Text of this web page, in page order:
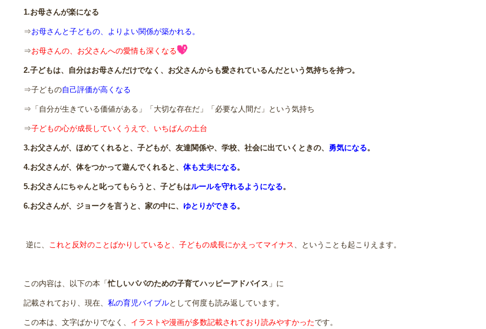
1.お母さんが楽になる
⇒お母さんと子どもの、よりよい関係が築かれる。
⇒お母さんの、お父さんへの愛情も深くなる
2.子どもは、自分はお母さんだけでなく、お父さんからも愛されているんだという気持ちを持つ。
⇒子どもの自己評価が高くなる
⇒「自分が生きている価値がある」「大切な存在だ」「必要な人間だ」という気持ち
⇒子どもの心が成長していくうえで、いちばんの土台
3.お父さんが、ほめてくれると、子どもが、友達関係や、学校、社会に出ていくときの、 勇気になる。
4.お父さんが、体をつかって遊んでくれると、 体も丈夫になる。
5.お父さんにちゃんと叱ってもらうと、子どもはルールを守れるようになる。
6.お父さんが、ジョークを言うと、家の中に、 ゆとりができる。
逆に、 これと反対のことばかりしていると、子どもの成長にかえってマイナス 、ということも起こりえます。
この内容は、以下の本「忙しいパパのための子育てハッピーアドバイス 」に
記載されており、現在、 私の育児バイブルとして何度も読み返しています。
この本は、文字ばかりでなく、 イラストや漫画が多数記載されており読みやすかったです。